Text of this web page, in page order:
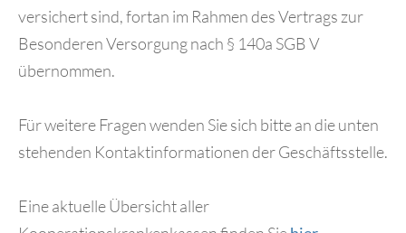
versichert sind, fortan im Rahmen des Vertrags zur
Besonderen Versorgung nach § 140a SGB V
übernommen.
Für weitere Fragen wenden Sie sich bitte an die unten
stehenden Kontaktinformationen der Geschäftsstelle.
Eine aktuelle Übersicht aller